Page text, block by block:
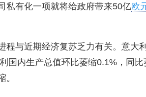
私有化一项就将给政府带来50亿欧
程与近期经济复苏乏力有关。意大
国内生产总值环比萎缩0.1%，同
。